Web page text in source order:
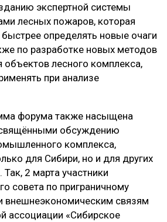
экспертной системы
лесных пожаров, которая
определять новые очаги
по разработке новых методов
лесного комплекса,
при анализе
форума также насыщена
обсуждению
комплекса,
для Сибири, но и для других
2 марта участники
совета по приграничному
внешнеэкономическим связям
ассоциации «Сибирское